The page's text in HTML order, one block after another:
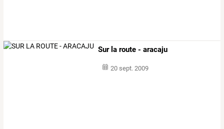
Sur la route - aracaju
20 sept. 2009